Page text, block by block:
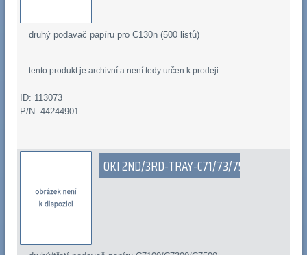
druhý podavač papíru pro C130n (500 listů)
tento produkt je archivní a není tedy určen k prodeji
ID: 113073
P/N: 44244901
OKI 2ND/3RD-TRAY-C71/73/75